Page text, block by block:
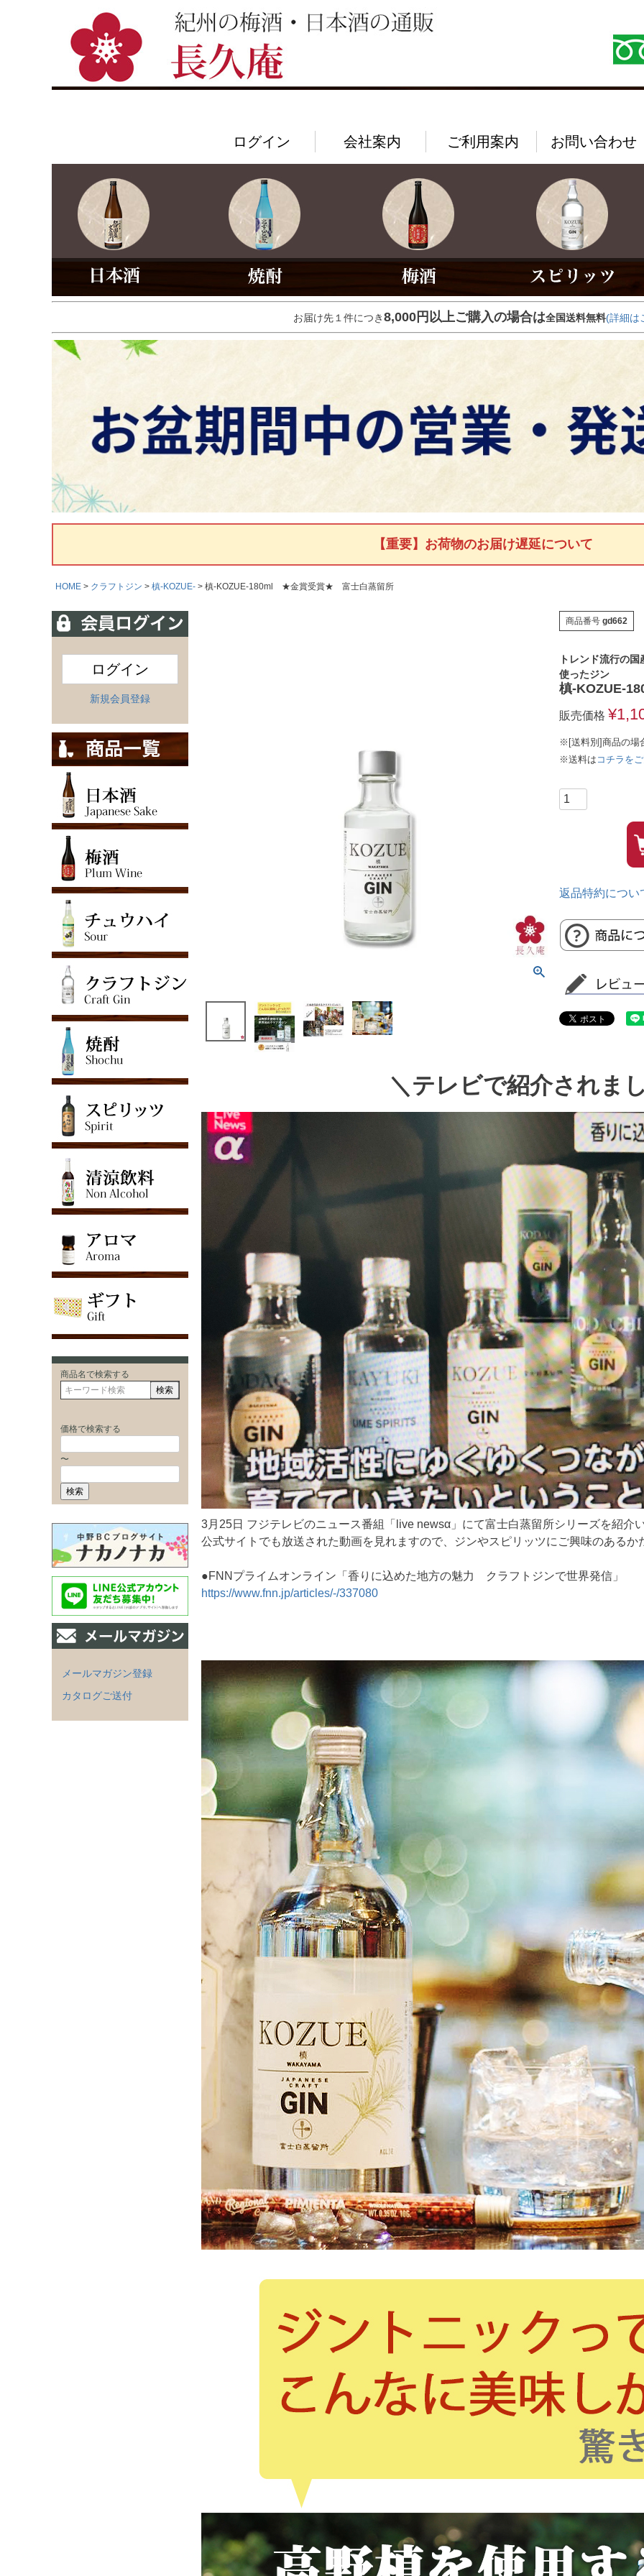
ログイン 会社案内 ご利用案内 お問い合わせ
お届け先１件につき8,000円以上ご購入の場合は全国送料無料(詳細は
【重要】お荷物のお届け遅延について
HOME クラフトジン 槙-KOZUE- 槙‐KOZUE‐180ml ★金賞受賞★ 富士白蒸留所
ログイン
新規会員登録
商品名で検索する
検索
価格で検索する
〜
検索
メールマガジン登録
カタログご送付
商品番号 gd662
トレンド流行の
使ったジン
槙
販売価格 ¥
※[送料別]商品の場
※送料は コチラを
返品特約につい
＼テレビで紹介されま
3月25日 フジテレビのニュース番組「live newsα」にて富士白蒸留所シリーズを紹介
公式サイトでも放送された動画を見れますので、ジンやスピリッツにご興味のあるか
●FNNプライムオンライン「香りに込めた地方の魅力 クラフトジンで世界発信」
https://www.fnn.jp/articles/-/337080